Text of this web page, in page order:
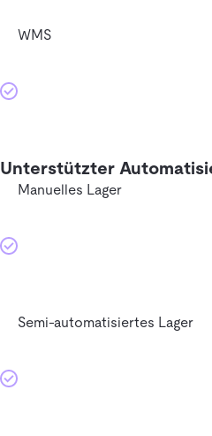
WMS
Unterstützter
Manuelles Lager
Semi-automatisiertes Lager